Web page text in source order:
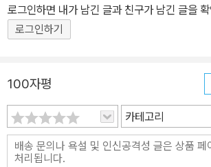
로그인하면 내가 남긴 글과 친구가 남긴 글을
로그인하기
100자평
카테고리